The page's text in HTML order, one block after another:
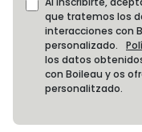
que tratemos los
interacciones con
personalizado.
los datos
con Boileau y os
personalitzado.